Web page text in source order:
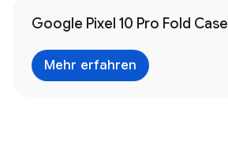
Google Pixel 10 Pro Fold Case
Mehr erfahren